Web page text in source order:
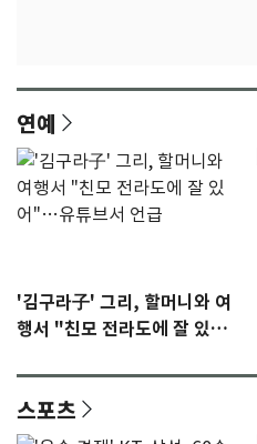
연예
'김구라子' 그리, 할머니와 여
행서 "친모 전라도에 잘 있
스포츠